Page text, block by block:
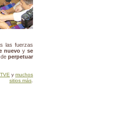
las fuerzas
nuevo y se
perpetuar
y muchos
sitios más